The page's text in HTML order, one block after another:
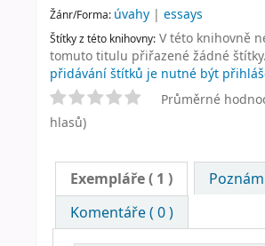
Žánr/Forma: úvahy | essays
Štítky z této knihovny: V této knihovně
tomuto titulu přiřazené žádné štítky.
přidávání štítků je nutné být
Průměrné
hlasů)
Exempláře( 1 )
Komentáře ( 0 )